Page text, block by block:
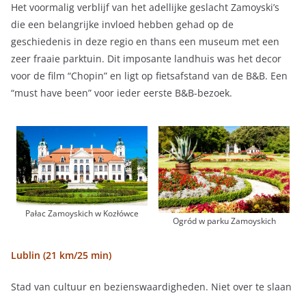
Het voormalig verblijf van het adellijke geslacht Zamoyski’s
die een belangrijke invloed hebben gehad op de
geschiedenis in deze regio en thans een museum met een
zeer fraaie parktuin. Dit imposante landhuis was het decor
voor de film “Chopin” en ligt op fietsafstand van de B&B. Een
“must have been” voor ieder eerste B&B-bezoek.
Pałac Zamoyskich w Kozłówce
Ogród w parku Zamoyskich
Lublin (21 km/25 min)
Stad van cultuur en bezienswaardigheden. Niet over te slaan